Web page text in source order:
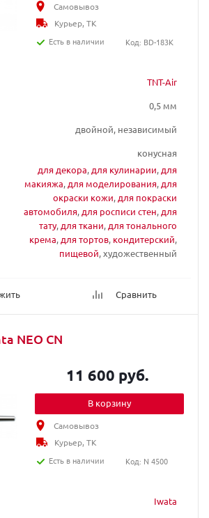
TNT-Air
0,5 мм
двойной, независимый
конусная
для декора, для кулинарии, для
макияжа, для моделирования, для
окраски кожи, для покраски
автомобиля, для росписи стен, для
тату, для ткани, для тонального
крема, для тортов, кондитерский,
пищевой, художественный
Сравнить
Самовывоз
Курьер, ТК
Есть в наличии
Код: BD-183K
NEO CN
Iwata
11 600 руб.
В корзину
Самовывоз
Курьер, ТК
Есть в наличии
Код: N 4500